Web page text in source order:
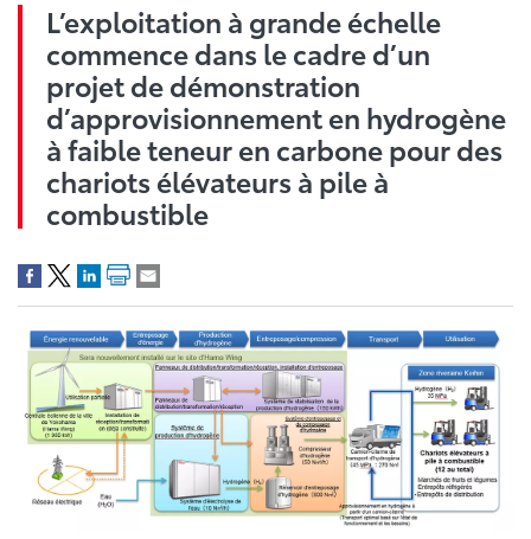
L’exploitation à grande échelle
commence dans le cadre d’un
projet de démonstration
d’approvisionnement en hydrogène
à faible teneur en carbone pour des
chariots élévateurs à pile à
combustible